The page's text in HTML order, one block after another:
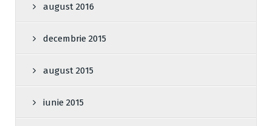
august 2016
decembrie 2015
august 2015
iunie 2015